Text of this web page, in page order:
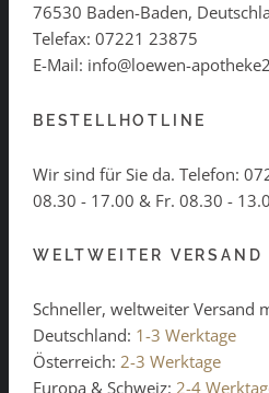
76530 Baden-Baden,
Telefax: 07221 23875
E-Mail: info@loewen-
BESTELLHOTLINE
Wir sind für Sie da. Telefon:
08.30 - 17.00 & Fr. 08.30 -
WELTWEITER VERSAND
Schneller, weltweiter Versand
Deutschland: 1-3 Werktage
Österreich: 2-3 Werktage
Europa & Schweiz: 2-4